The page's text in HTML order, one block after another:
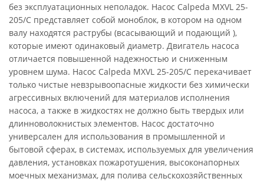
без эксплуатационных неполадок. Насос Calpeda MXVL 25-
205/C представляет собой моноблок, в котором на одном
валу находятся раструбы (всасывающий и подающий ),
которые имеют одинаковый диаметр. Двигатель насоса
отличается повышенной надежностью и сниженным
уровнем шума. Насос Calpeda MXVL 25-205/C перекачивает
только чистые невзрывоопасные жидкости без химически
агрессивных включений для материалов исполнения
насоса, а также в жидкостях не должно быть твердых или
длинноволокнистых элементов. Насос достаточно
универсален для использования в промышленной и
бытовой сферах, в системах, используемых для увеличения
давления, установках пожаротушения, высоконапорных
моечных механизмах, для полива сельскохозяйственных